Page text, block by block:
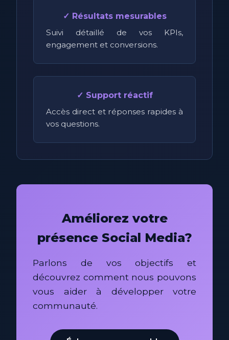
✓ Résultats mesurables
Suivi détaillé de vos KPIs,
engagement et conversions.
✓ Support réactif
Accès direct et réponses rapides à
vos questions.
Améliorez votre
présence Social Media?
Parlons de vos objectifs et
découvrez comment nous pouvons
vous aider à développer votre
communauté.